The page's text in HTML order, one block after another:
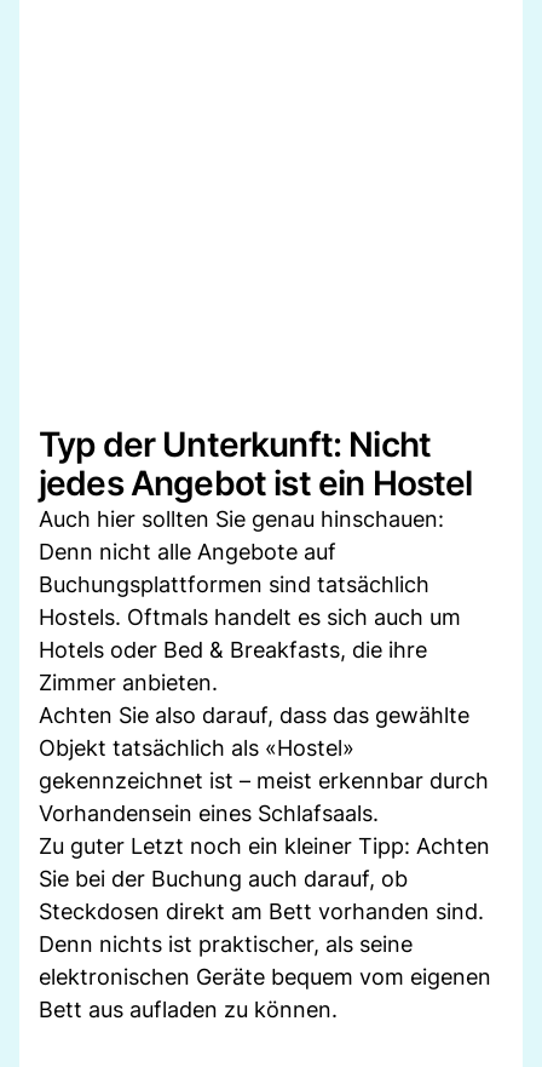
Typ der Unterkunft: Nicht
jedes Angebot ist ein Hostel
Auch hier sollten Sie genau hinschauen:
Denn nicht alle Angebote auf
Buchungsplattformen sind tatsächlich
Hostels. Oftmals handelt es sich auch um
Hotels oder Bed & Breakfasts, die ihre
Zimmer anbieten.
Achten Sie also darauf, dass das gewählte
Objekt tatsächlich als «Hostel»
gekennzeichnet ist – meist erkennbar durch
Vorhandensein eines Schlafsaals.
Zu guter Letzt noch ein kleiner Tipp: Achten
Sie bei der Buchung auch darauf, ob
Steckdosen direkt am Bett vorhanden sind.
Denn nichts ist praktischer, als seine
elektronischen Geräte bequem vom eigenen
Bett aus aufladen zu können.